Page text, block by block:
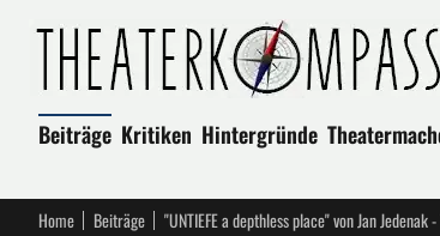
Beiträge Kritiken Hintergründe
Home Beiträge "UNTIEFE a depthless place" von Jan